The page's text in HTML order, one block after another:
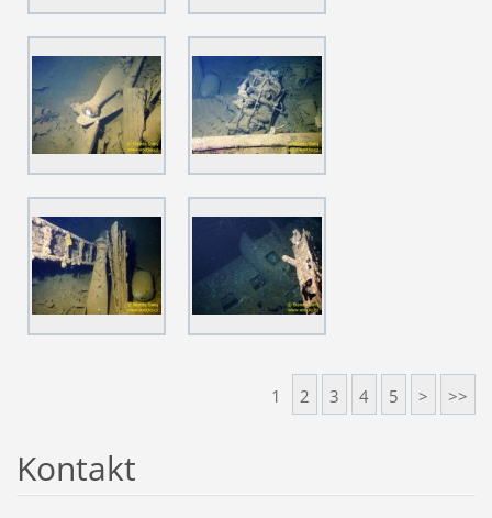
1 2 3 4 5 > >>
Kontakt